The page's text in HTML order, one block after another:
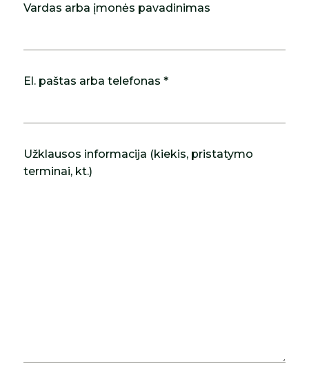
Vardas arba įmonės pavadinimas
El. paštas arba telefonas *
Užklausos informacija (kiekis, pristatymo
terminai, kt.)